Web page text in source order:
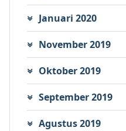
Januari 2020
November 2019
Oktober 2019
September 2019
Agustus 2019